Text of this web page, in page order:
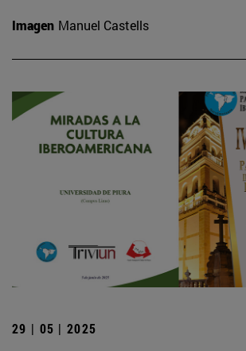
Imagen Manuel Castells
29 | 05 | 2025